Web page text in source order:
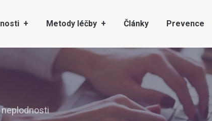
Metody léčby Články Prevence